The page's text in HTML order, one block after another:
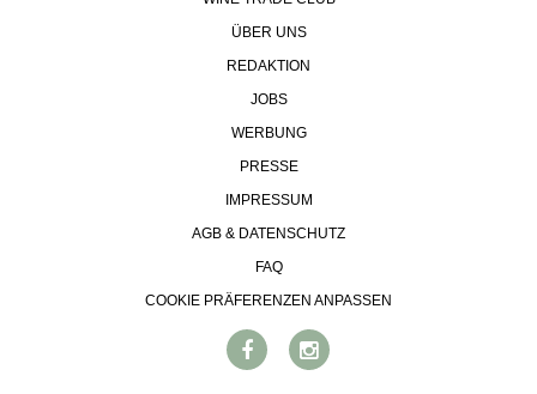
ÜBER UNS
REDAKTION
JOBS
WERBUNG
PRESSE
IMPRESSUM
AGB & DATENSCHUTZ
FAQ
COOKIE PRÄFERENZEN ANPASSEN